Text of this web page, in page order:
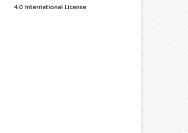
4.0 International License.